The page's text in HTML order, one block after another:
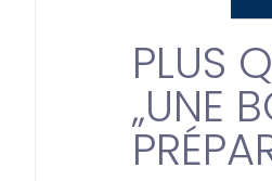
PLUS
„UNE